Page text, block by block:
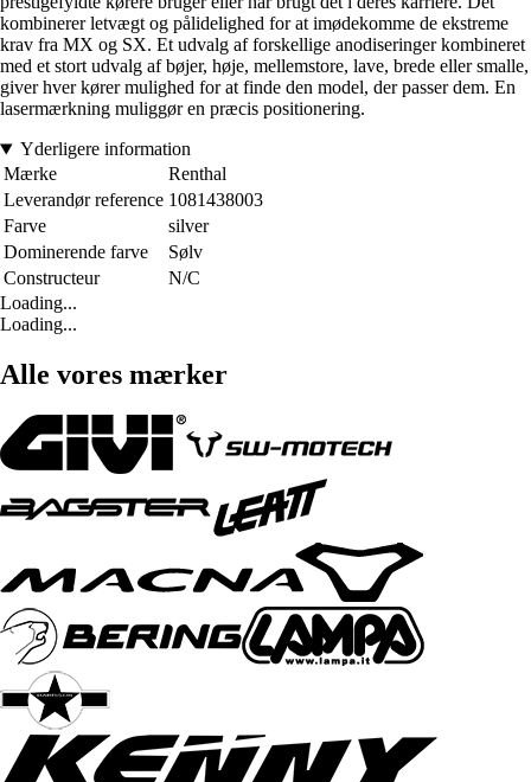
kombinerer letvægt og pålidelighed for at imødekomme de ekstreme
krav fra MX og SX. Et udvalg af forskellige anodiseringer kombineret
med et stort udvalg af bøjer, høje, mellemstore, lave, brede eller smalle,
giver hver kører mulighed for at finde den model, der passer dem. En
lasermærkning muliggør en præcis positionering.
Yderligere information
Mærke
Renthal
Leverandør reference 1081438003
Farve
silver
Dominerende farve
Sølv
Constructeur
N/C
Loading...
Loading...
Alle vores mærker